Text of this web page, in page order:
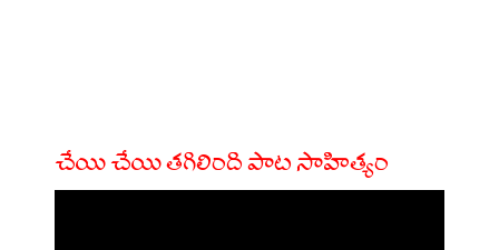
చేయి చేయి తగిలింది పాట సాహిత్యం